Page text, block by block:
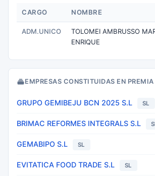
CARGO NOMBRE
ADM.UNICO
TOLOMEI AMBRUSSO
ENRIQUE
EMPRESAS CONSTITUIDAS EN PREMIA
GRUPO GEMIBEJU BCN 2025 S.L SL
BRIMAC REFORMES INTEGRALS S.L
GEMABIPO S.L SL
EVITATICA FOOD TRADE S.L SL